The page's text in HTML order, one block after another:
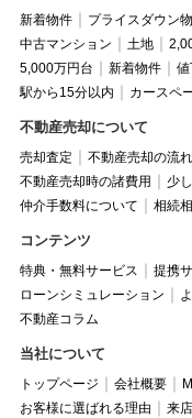
新着物件 プライスダウン
中古マンション
土地
5,000万円台
新着物件
駅から15分以内
カースペ
不動産売却について
売却査定 不動産売却の流れ
不動産売却時の諸費用
少
仲介手数料について
相続
コンテンツ
特典・無料サービス 提携
ローンシミュレーション
不動産コラム
当社について
トップページ 会社概要
お客様に選ばれる理由
来